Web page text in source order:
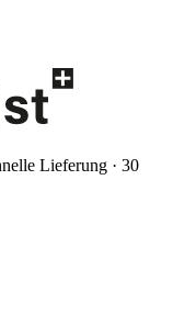
Lieferung · 30